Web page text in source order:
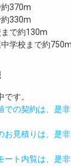
370m
330m
で約130m
学校まで約750m
す。
での契約は、是
お見積りは、是
ート内覧は、是